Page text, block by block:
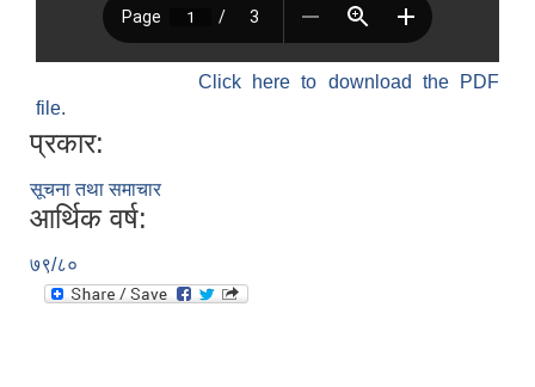
Click here to download the PDF
file.
प्रकार:
सूचना तथा समाचार
आर्थिक वर्ष:
७९/८०